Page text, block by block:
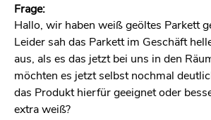
Frage:
Hallo, wir haben weiß geöltes Parkett
Leider sah das Parkett im Geschäft
aus, als es das jetzt bei uns in den
möchten es jetzt selbst nochmal
das Produkt hierfür geeignet oder
extra weiß?